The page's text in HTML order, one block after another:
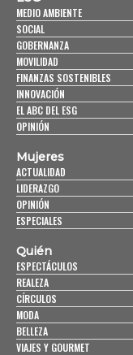
MEDIO AMBIENTE
SOCIAL
GOBERNANZA
MOVILIDAD
FINANZAS SOSTENIBLES
INNOVACIÓN
EL ABC DEL ESG
OPINIÓN
Mujeres
ACTUALIDAD
LIDERAZGO
OPINIÓN
ESPECIALES
Quién
ESPECTÁCULOS
REALEZA
CÍRCULOS
MODA
BELLEZA
VIAJES Y GOURMET